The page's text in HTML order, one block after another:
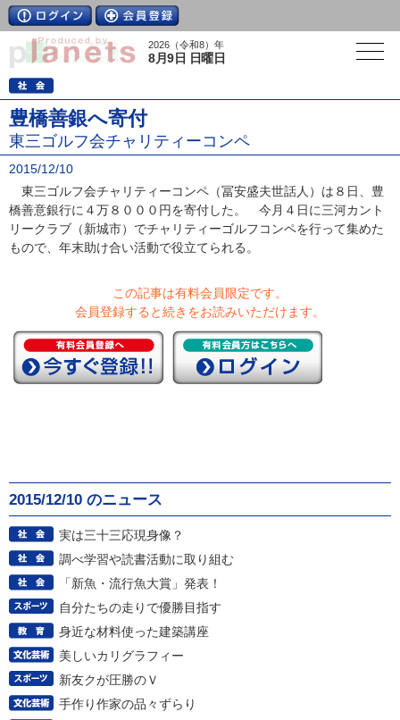
2026（令和8）年
8月9日 日曜日
豊橋善銀へ寄付
東三ゴルフ会チャリティーコンペ
2015/12/10
東三ゴルフ会チャリティーコンペ（冨安盛夫世話人）は８日、豊
橋善意銀行に４万８０００円を寄付した。 今月４日に三河カント
リークラブ（新城市）でチャリティーゴルフコンペを行って集めた
もので、年末助け合い活動で役立てられる。
この記事は有料会員限定です。
会員登録すると続きをお読みいただけます。
2015/12/10 のニュース
実は三十三応現身像？
調べ学習や読書活動に取り組む
「新魚・流行魚大賞」発表！
自分たちの走りで優勝目指す
身近な材料使った建築講座
美しいカリグラフィー
新友クが圧勝のＶ
手作り作家の品々ずらり